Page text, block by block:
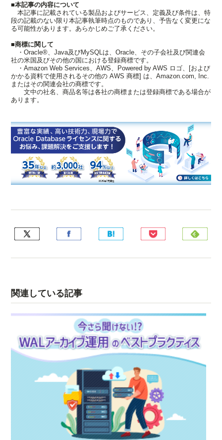
■本記事の内容について
本記事に記載されている製品およびサービス、定義及び条件は、特
段の記載のない限り本記事執筆時点のものであり、予告なく変更にな
る可能性があります。あらかじめご了承ください。
■商標に関して
・Oracle®、Java及びMySQLは、Oracle、その子会社及び関連会
社の米国及びその他の国における登録商標です。
・Amazon Web Services、AWS、Powered by AWS ロゴ、[および
かかる資料で使用されるその他の AWS 商標] は、Amazon.com, Inc.
またはその関連会社の商標です。
文中の社名、商品名等は各社の商標または登録商標である場合が
あります。
関連している記事